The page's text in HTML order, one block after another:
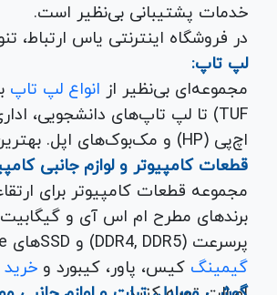
خدمات پشتیبانی بی‌نظیر است.
در فروشگاه اینترنتی یاس
لپ تاپ:
مجموعه‌ای بی‌نظیر از انواع لپ تاپ
اچ‌پی (HP) و مک‌بوک‌های اپل. بهترین انتخاب‌ها را برای خرید لپ تاپ نو با گارانتی معتبر در یاس ارتباط بیابید.
قطعات کامپیوتر و لوازم جانبی
مجموعه قطعات کامپیوتر برای
پرسرعت (DDR4, DDR5) و SSDهای NVMe. همچنین کلیه
گیمینگ کیس، پاور، کیبورد و